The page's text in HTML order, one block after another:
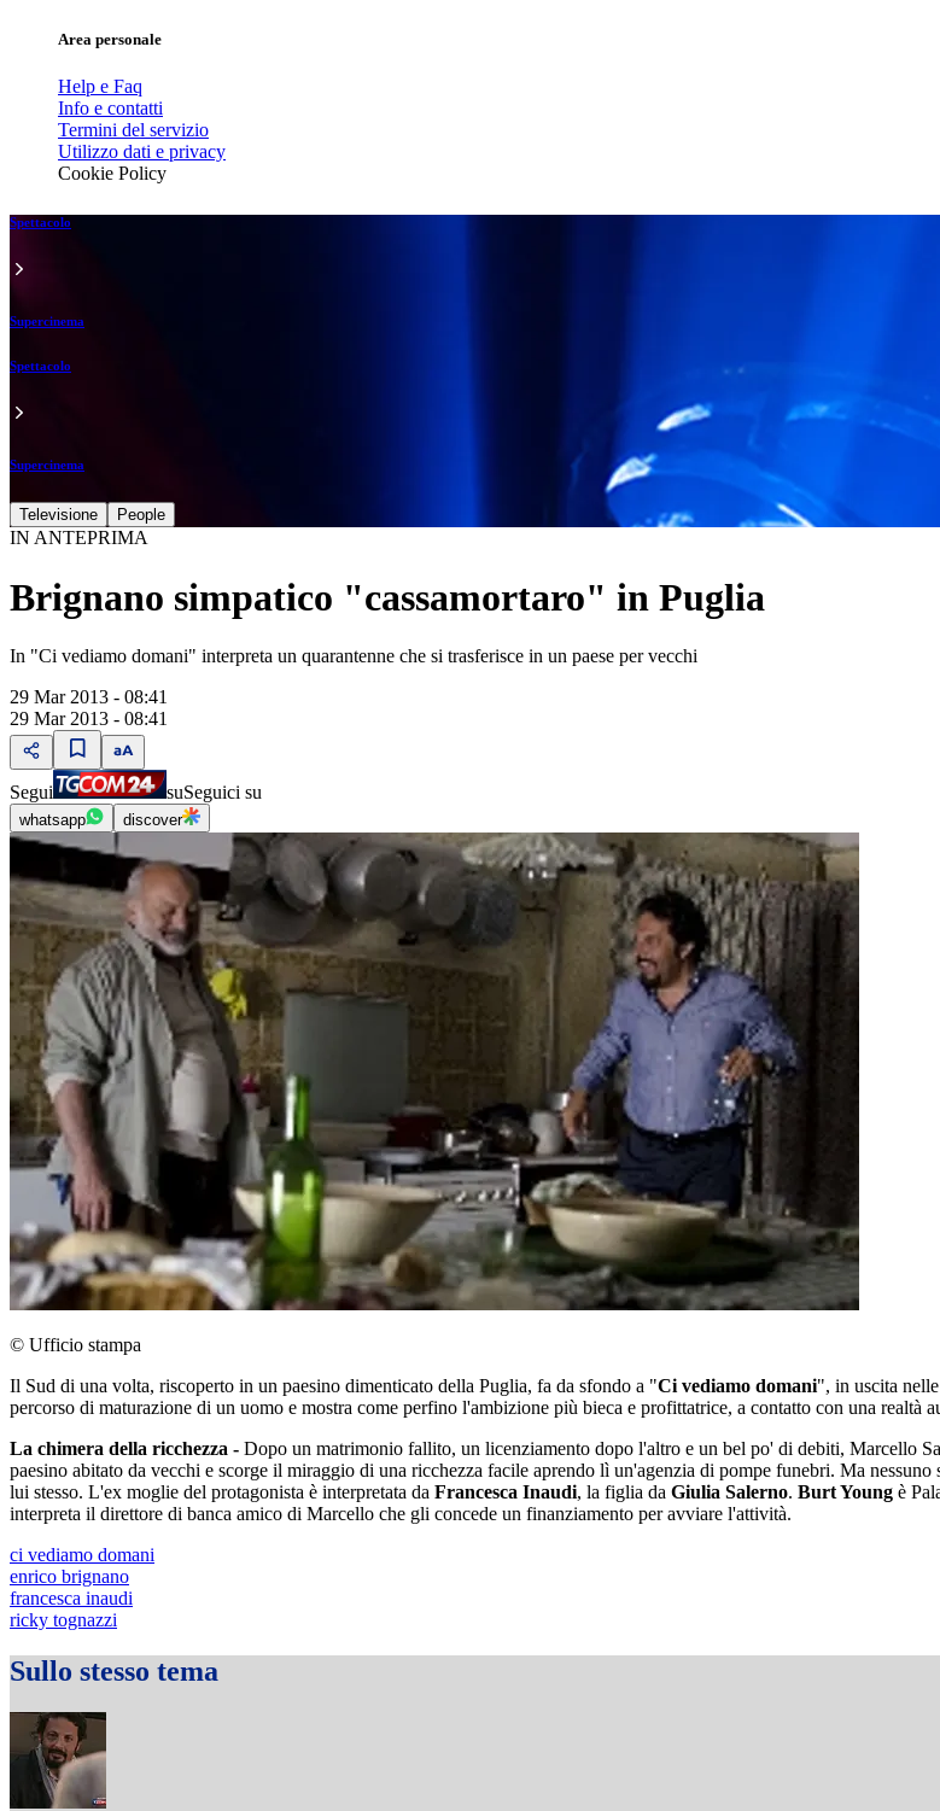
Area personale
Help e Faq
Info e contatti
Termini del servizio
Utilizzo dati e privacy
Cookie Policy
Spettacolo
Supercinema
Spettacolo
Supercinema
Televisione People
IN ANTEPRIMA
Brignano simpatico "cassamortaro" in Puglia
In "Ci vediamo domani" interpreta un quarantenne che si trasferisce in un paese per vecchi
29 Mar 2013 - 08:41
29 Mar 2013 - 08:41
Segui suSeguici su
whatsapp discover
© Ufficio stampa
Il Sud di una volta, riscoperto in un paesino dimenticato della Puglia, fa da sfondo a "Ci vediamo domani", in uscita
percorso di maturazione di un uomo e mostra come perfino l'ambizione più bieca e profittatrice, a contatto con una realtà
La chimera della ricchezza - Dopo un matrimonio fallito, un licenziamento dopo l'altro e un bel po' di debiti, Marcello
paesino abitato da vecchi e scorge il miraggio di una ricchezza facile aprendo lì un'agenzia di pompe funebri. Ma
lui stesso. L'ex moglie del protagonista è interpretata da Francesca Inaudi, la figlia da Giulia Salerno. Burt Young è
interpreta il direttore di banca amico di Marcello che gli concede un finanziamento per avviare l'attività.
ci vediamo domani
enrico brignano
francesca inaudi
ricky tognazzi
Sullo stesso tema